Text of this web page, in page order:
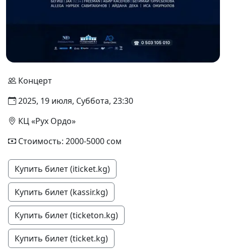
Концерт
2025, 19 июля, Суббота, 23:30
КЦ «Рух Ордо»
Стоимость: 2000-5000 сом
Купить билет (iticket.kg)
Купить билет (kassir.kg)
Купить билет (ticketon.kg)
Купить билет (ticket.kg)